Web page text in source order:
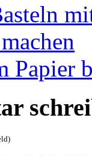
Papier